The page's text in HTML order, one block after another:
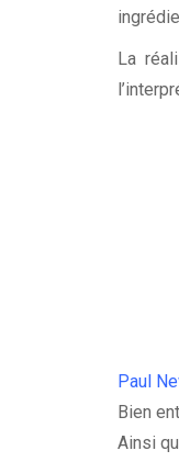
La
Paul
Bien
Ainsi